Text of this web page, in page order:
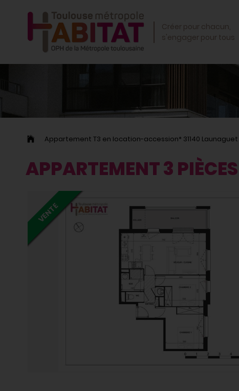
Créer pour chacun,
s'engager pour tous
Appartement T3 en location-accession* 31140 Launaguet
APPARTEMENT 3
VENTE